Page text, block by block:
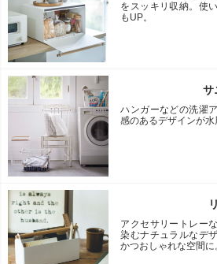
をスッキリ収納。使
もUP。
サ
ハンガーなどの洗濯
感のあるデザインが水
アクセサリートレー
染むナチュラルなデ
かつおしゃれな空間に